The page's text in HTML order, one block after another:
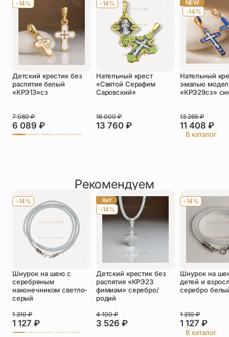
Отзыв*
Прикрепить фото
Оставить отзыв
Подтверждаю свое согласие с
политикой конфиденциальностии даю
согласие на обработку персональных
данных
Пока нет отзывов. Будьте первым!
-14%
Детский крестик без
распятия белый
«КРЭ13»сз
6 089 ₽
7 080₽
-14%
Нательный крест
«Святой Серафим
Саровский»
13 760 ₽
16 000₽
NEW
-14%
Нательный
эмалью
«КРЭ29сз»
11 408 ₽
13 265₽
В каталог
Рекомендуем
-14%
Шнурок на шею с
серебряным
наконечником светло-
серый
1 127 ₽
1 310₽
Хит
-14%
Детский крестик без
распятия «КРЭ23
фимиам» серебро/
родий
3 526 ₽
4 100₽
-14%
Шнурок на
детей и
серебро
1 127 ₽
1 310₽
В каталог